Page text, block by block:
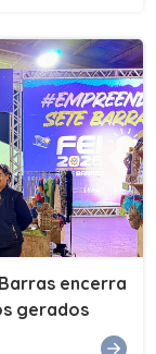
encerra
gerados